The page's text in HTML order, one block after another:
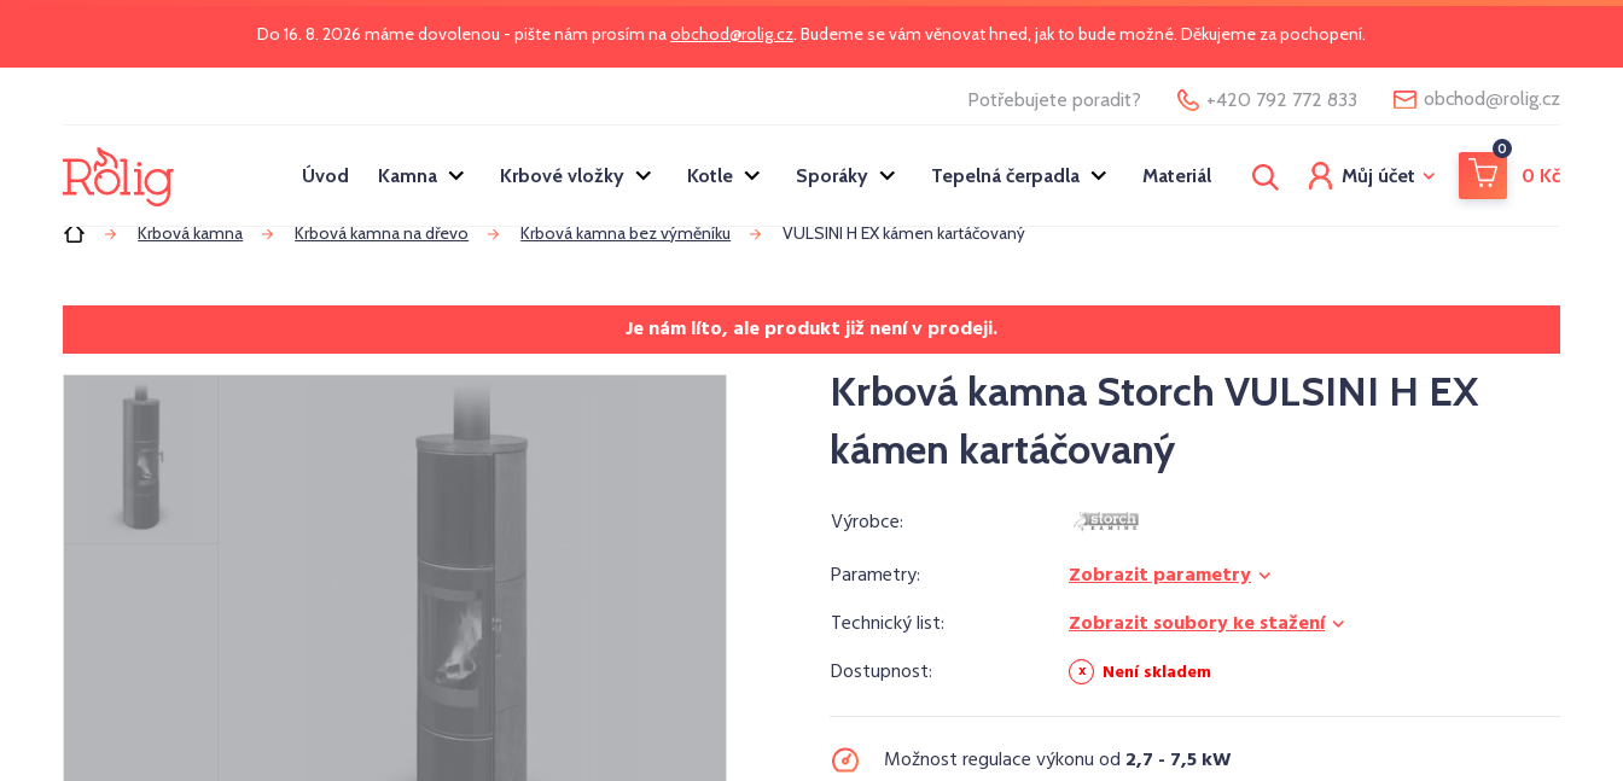
Do 16. 8. 2026 máme dovolenou - pište nám prosím naobchod@rolig.cz. Budeme se vám věnovat hned, jak to bude možné. Děkujeme za pochopení.
Potřebujete poradit? +420 792 772 833 obchod@rolig.cz
Úvod Kamna Krbové vložky Kotle Sporáky Tepelná čerpadla Materiál Můj účet
0
0 Kč
Úvod Krbová kamna Krbová kamna na dřevo Krbová kamna bez výměníku VULSINI H EX kámen kartáčovaný
Je nám líto, ale produkt již není v prodeji.
Krbová kamna Storch VULSINI H EX
kámen kartáčovaný
Výrobce:
Parametry:
Zobrazit parametry
Technický list:
Zobrazit soubory ke stažení
Dostupnost:
Není skladem
Možnost regulace výkonu od 2,7 - 7,5 kW